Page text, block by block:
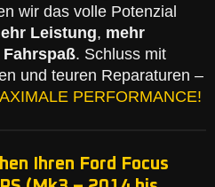
wir das volle Potenzial
Leistung, mehr
Fahrspaß. Schluss mit
und teuren Reparaturen –
PERFORMANCE!
Ihren Ford Focus